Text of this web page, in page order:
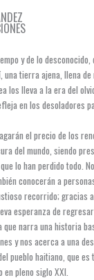
y de lo desconocido,
una tierra ajena, llena
los lleva a la era del
en los desoladores
el precio de los
del mundo, siendo
lo han perdido todo.
conocerán a
recorrido; gracias
esperanza de
que narra una historia
y nos acerca a una
pueblo haitiano, que es
en pleno siglo XXI.